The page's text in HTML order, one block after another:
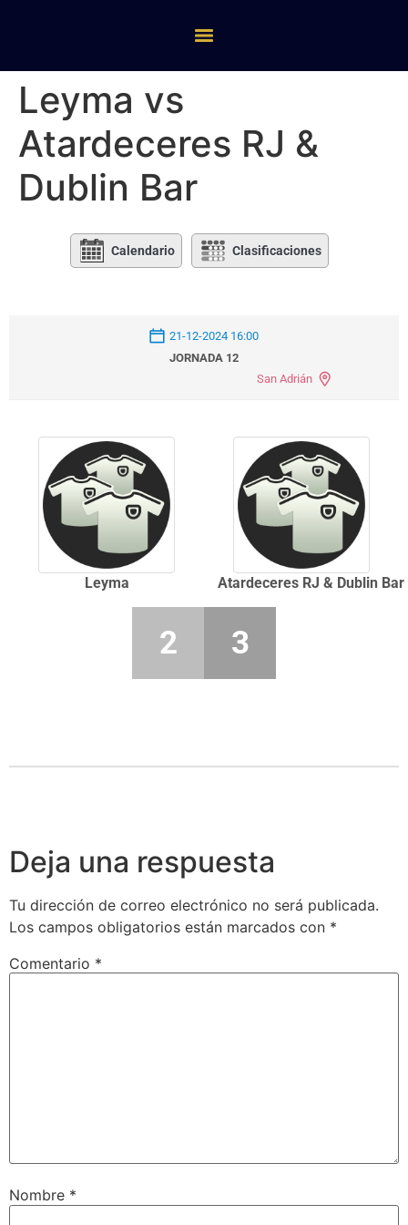
Leyma vs
Atardeceres RJ &
Dublin Bar
Calendario Clasificaciones
21-12-2024 16:00
JORNADA 12
San Adrián
Leyma Atardeceres RJ & Dublin Bar
2 3
Deja una respuesta
Tu dirección de correo electrónico no será publicada.
Los campos obligatorios están marcados con *
Comentario *
Nombre *